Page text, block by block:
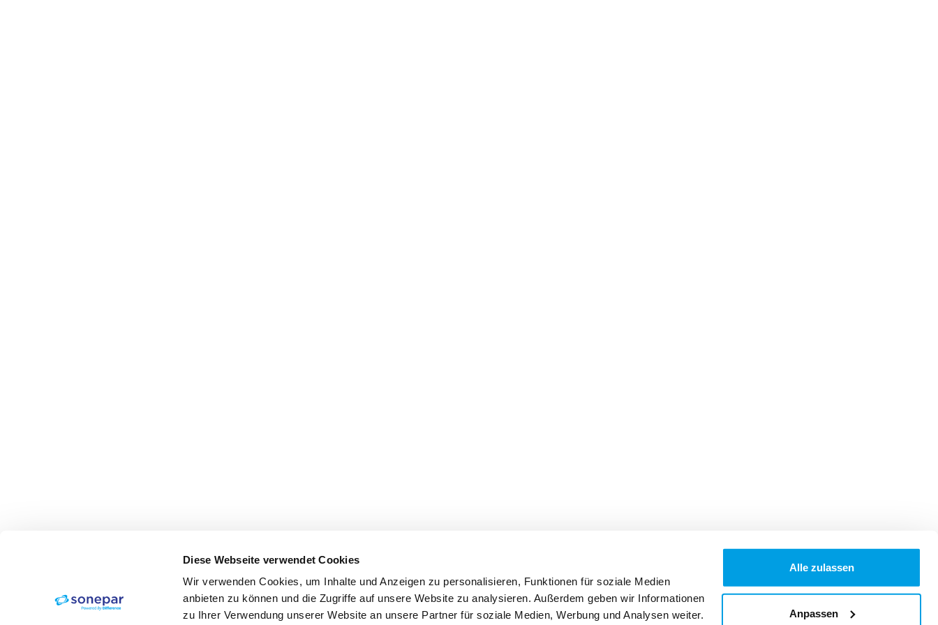
Diese Webseite verwendet Cookies
Wir verwenden Cookies, um Inhalte und Anzeigen zu personalisieren, Funktionen für soziale Medien
anbieten zu können und die Zugriffe auf unsere Website zu analysieren. Außerdem geben wir Informationen
zu Ihrer Verwendung unserer Website an unsere Partner für soziale Medien, Werbung und Analysen weiter.
Alle zulassen
Anpassen